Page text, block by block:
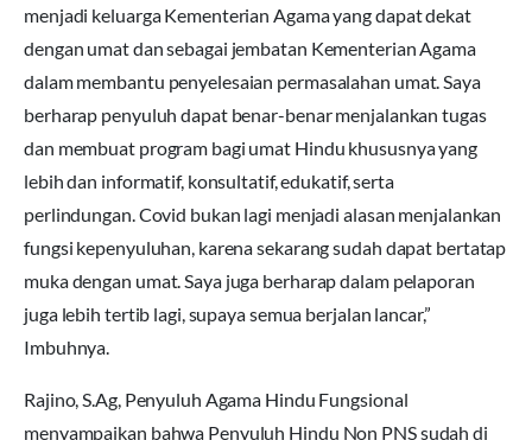
menjadi keluarga Kementerian Agama yang dapat dekat
dengan umat dan sebagai jembatan Kementerian Agama
dalam membantu penyelesaian permasalahan umat. Saya
berharap penyuluh dapat benar-benar menjalankan tugas
dan membuat program bagi umat Hindu khususnya yang
lebih dan informatif, konsultatif, edukatif, serta
perlindungan. Covid bukan lagi menjadi alasan menjalankan
fungsi kepenyuluhan, karena sekarang sudah dapat bertatap
muka dengan umat. Saya juga berharap dalam pelaporan
juga lebih tertib lagi, supaya semua berjalan lancar,”
Imbuhnya.
Rajino, S.Ag, Penyuluh Agama Hindu Fungsional
menyampaikan bahwa Penyuluh Hindu Non PNS sudah di